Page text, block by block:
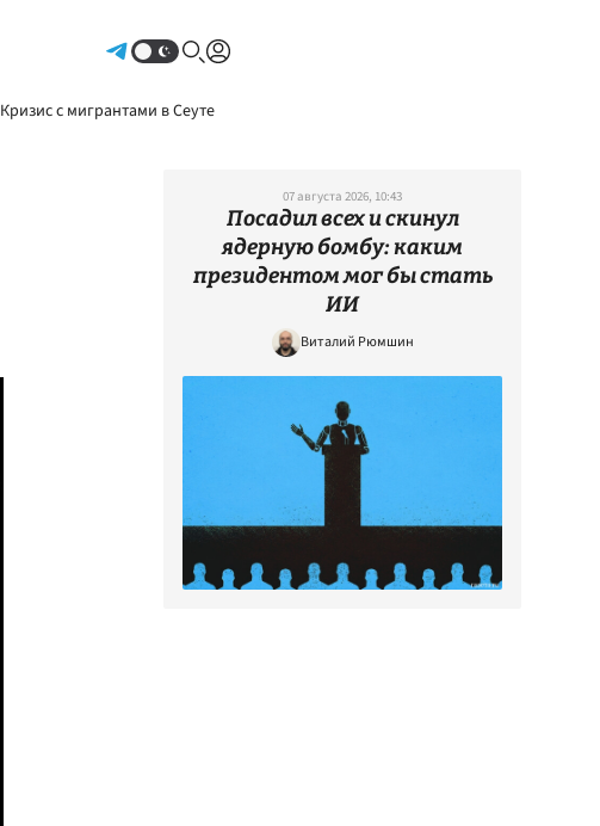
Кризис с мигрантами в Сеуте
07 августа 2026, 10:43
Посадил всех и скинул
ядерную бомбу: каким
президентом мог бы стать
ИИ
Виталий Рюмшин